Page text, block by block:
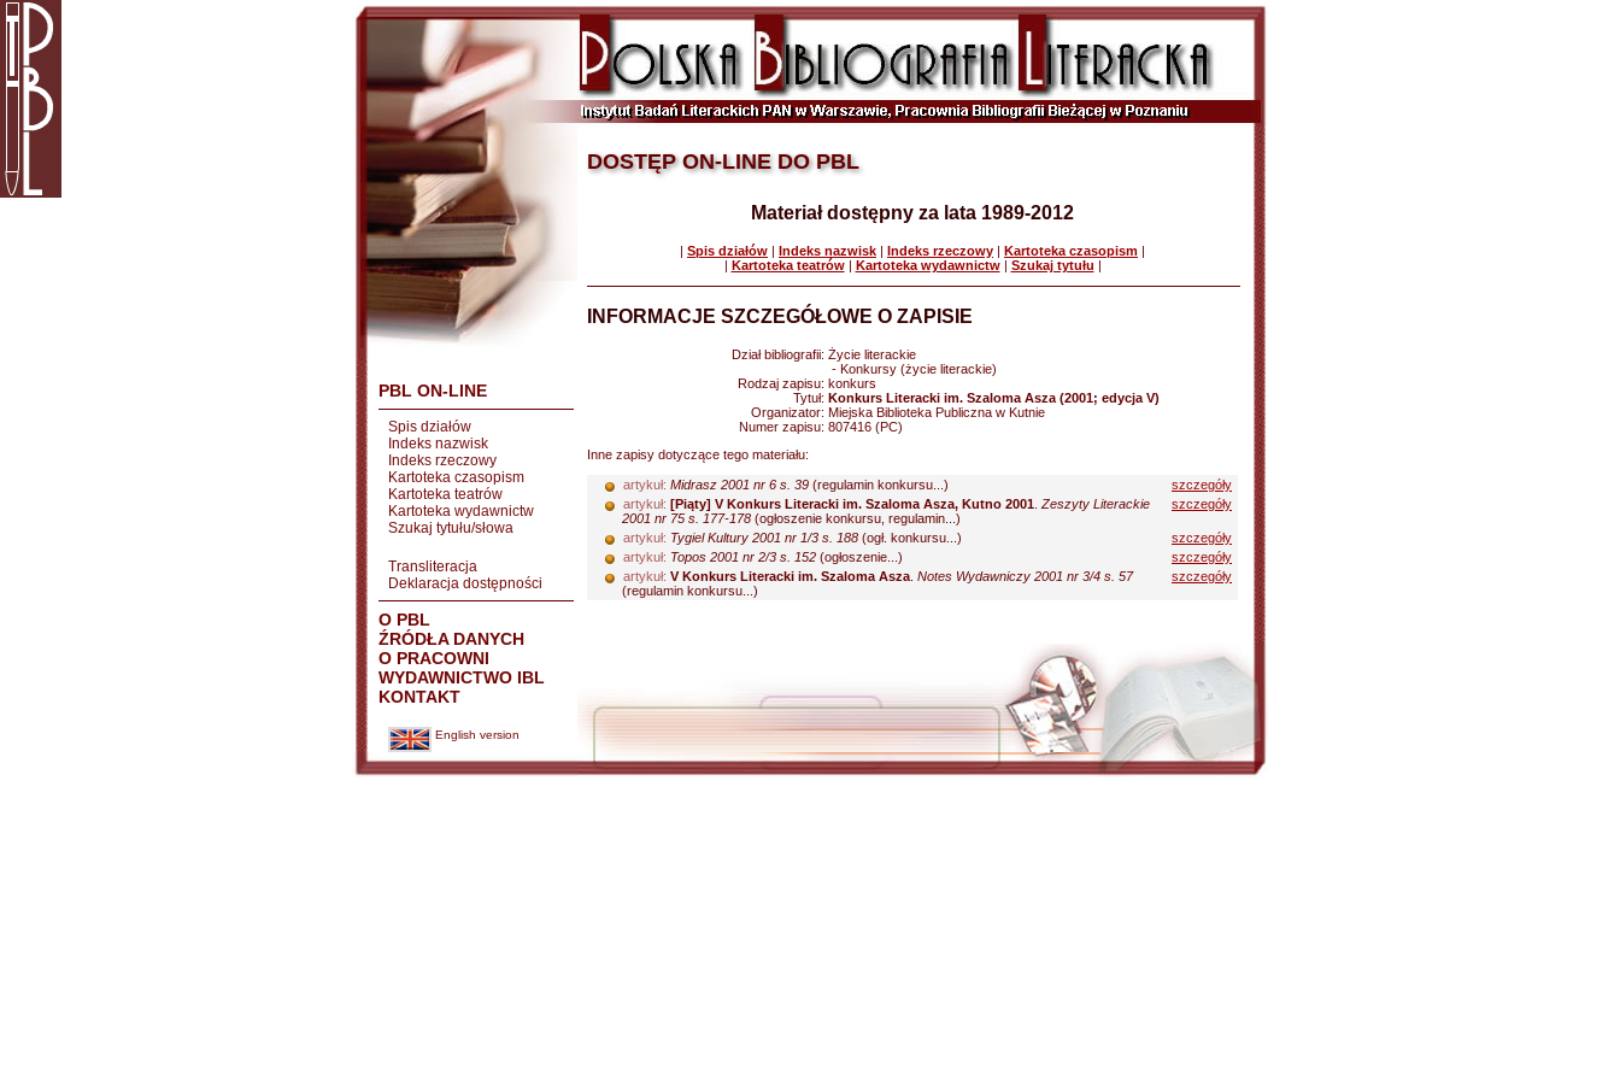
PBL ON-LINE
Spis działów
Indeks nazwisk
Indeks rzeczowy
Kartoteka czasopism
Kartoteka teatrów
Kartoteka wydawnictw
Szukaj tytułu/słowa
Transliteracja
Deklaracja dostępności
O PBL
ŹRÓDŁA DANYCH
O PRACOWNI
WYDAWNICTWO IBL
KONTAKT
English version
DOSTĘP ON-LINE DO PBL
Materiał dostępny za lata 1989-2012
| Spis działów | Indeks nazwisk | Indeks rzeczowy | Kartoteka czasopism |
| Kartoteka teatrów| Kartoteka wydawnictw| Szukaj tytułu |
INFORMACJE SZCZEGÓŁOWE O ZAPISIE
Dział bibliografii: Życie literackie
- Konkursy (życie literackie)
Rodzaj zapisu: konkurs
Tytuł: Konkurs Literacki im. Szaloma Asza (2001; edycja V)
Organizator: Miejska Biblioteka Publiczna w Kutnie
Numer zapisu: 807416 (PC)
Inne zapisy dotyczące tego materiału:
artykuł: Midrasz 2001 nr 6 s. 39 (regulamin konkursu...)
szczegóły
artykuł: [Piąty] V Konkurs Literacki im. Szaloma Asza, Kutno 2001 Zeszyty Literackie
2001 nr 75 s. 177-178 (ogłoszenie konkursu, regulamin...)
szczegóły
artykuł: Tygiel Kultury 2001 nr 1/3 s. 188 (ogł. konkursu...)
szczegóły
artykuł: Topos 2001 nr 2/3 s. 152 (ogłoszenie...)
szczegóły
artykuł: V Konkurs Literacki im. Szaloma Asza Notes Wydawniczy 2001 nr 3/4 s. 57
(regulamin konkursu...)
szczegóły